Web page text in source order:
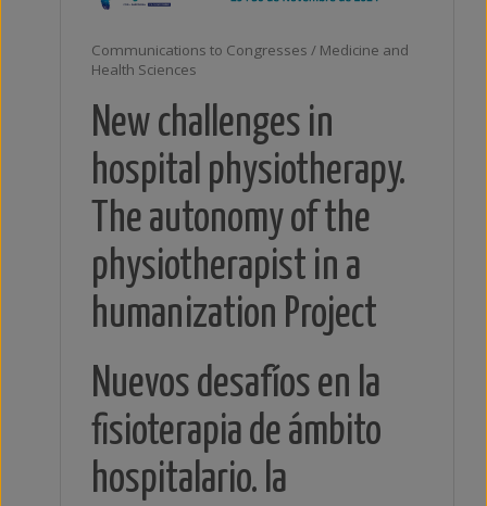
Communications to Congresses / Medicine and
Health Sciences
New challenges in
hospital physiotherapy.
The autonomy of the
physiotherapist in a
humanization Project
Nuevos desafíos en la
fisioterapia de ámbito
hospitalario. la